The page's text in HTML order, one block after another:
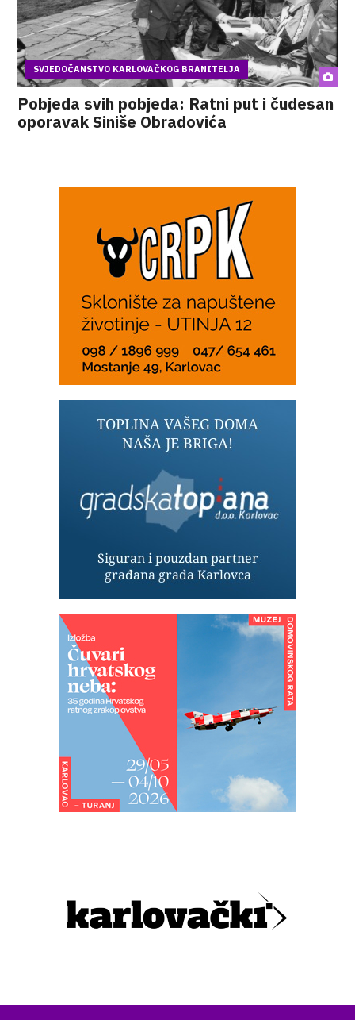
SVJEDOČANSTVO KARLOVAČKOG BRANITELJA
Pobjeda svih pobjeda: Ratni put i čudesan
oporavak Siniše Obradovića